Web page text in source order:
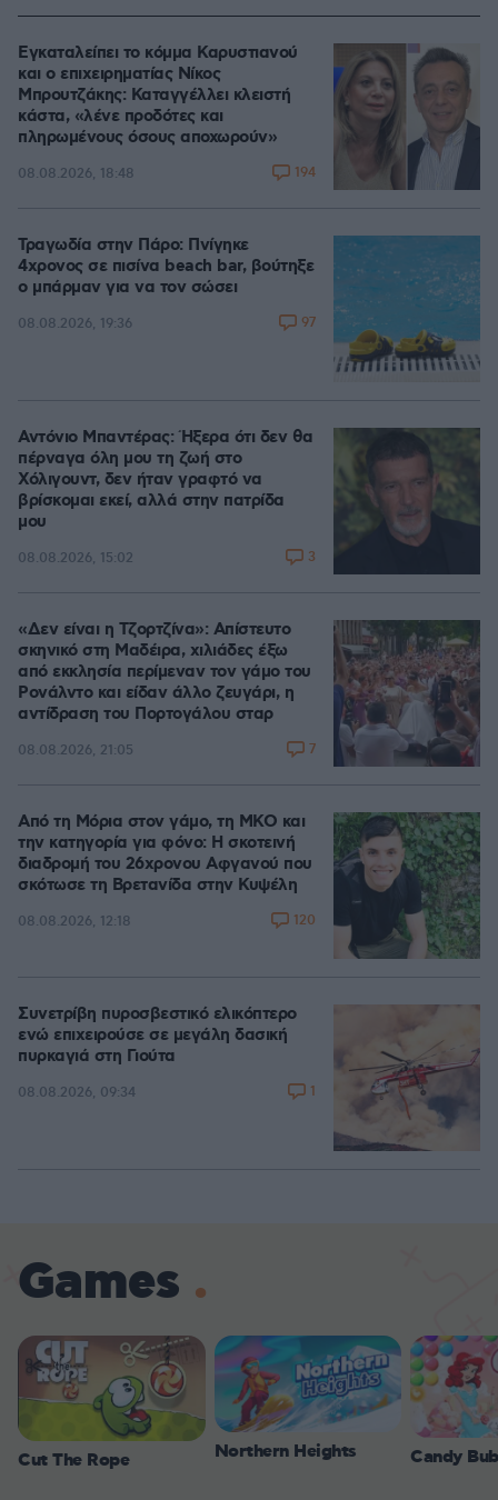
Εγκαταλείπει το κόμμα Καρυστιανού
και ο επιχειρηματίας Νίκος
Μπρουτζάκης: Καταγγέλλει κλειστή
κάστα, «λένε προδότες και
πληρωμένους όσους αποχωρούν»
08.08.2026, 18:48 194
Τραγωδία στην Πάρο: Πνίγηκε
4χρονος σε πισίνα beach bar, βούτηξε
ο μπάρμαν για να τον σώσει
08.08.2026, 19:36 97
Αντόνιο Μπαντέρας: Ήξερα ότι δεν θα
πέρναγα όλη μου τη ζωή στο
Χόλιγουντ, δεν ήταν γραφτό να
βρίσκομαι εκεί, αλλά στην πατρίδα
μου
08.08.2026, 15:02 3
«Δεν είναι η Τζορτζίνα»: Απίστευτο
σκηνικό στη Μαδέιρα, χιλιάδες έξω
από εκκλησία περίμεναν τον γάμο του
Ρονάλντο και είδαν άλλο ζευγάρι, η
αντίδραση του Πορτογάλου σταρ
08.08.2026, 21:05 7
Από τη Μόρια στον γάμο, τη ΜΚΟ και
την κατηγορία για φόνο: Η σκοτεινή
διαδρομή του 26χρονου Αφγανού που
σκότωσε τη Βρετανίδα στην Κυψέλη
08.08.2026, 12:18 120
Συνετρίβη πυροσβεστικό ελικόπτερο
ενώ επιχειρούσε σε μεγάλη δασική
πυρκαγιά στη Γιούτα
08.08.2026, 09:34 1
Games
Cut The Rope Northern Heights Candy